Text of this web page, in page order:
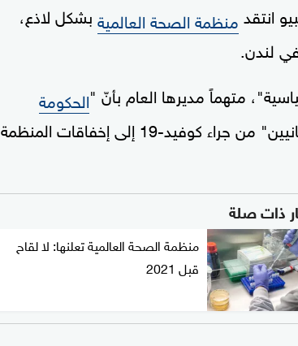
انتقد منظمة الصحة العالمية بشكل لاذع،
في لندن.
متهماً مديرها العام بأنّ "الحكومة
اشترته"، كما عزا الوزير الأميركي "وفيات البريطانيين" من جراء كوفيد-19 إلى إخفاقات المنظمة
ذات صلة
منظمة الصحة العالمية تعلنها: لا لقاح
قبل 2021